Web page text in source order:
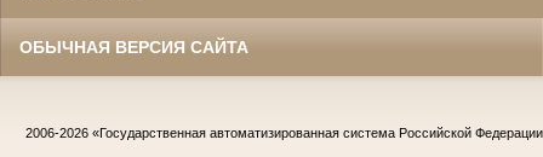
ОБЫЧНАЯ ВЕРСИЯ САЙТА
2006-2026 «Государственная автоматизированная система Российской